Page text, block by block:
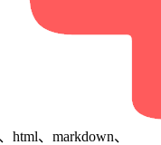
html、markdown、